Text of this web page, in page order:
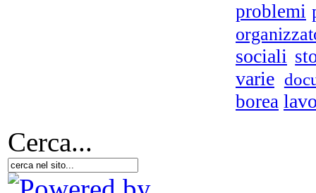
problemi
sociali
varie
borea
Cerca...